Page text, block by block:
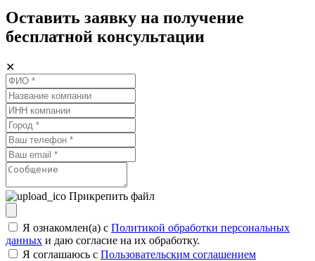
Оставить заявку на получение
бесплатной консультации
✕
Прикрепить файл
Я ознакомлен(а) с Политикой обработки персональных
данных и даю согласие на их обработку.
Я соглашаюсь c Пользовательским соглашением